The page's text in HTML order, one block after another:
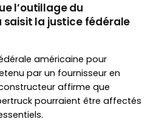
l’outillage du
saisit la justice fédérale
américaine pour
par un fournisseur en
affirme que
pourraient être affectés